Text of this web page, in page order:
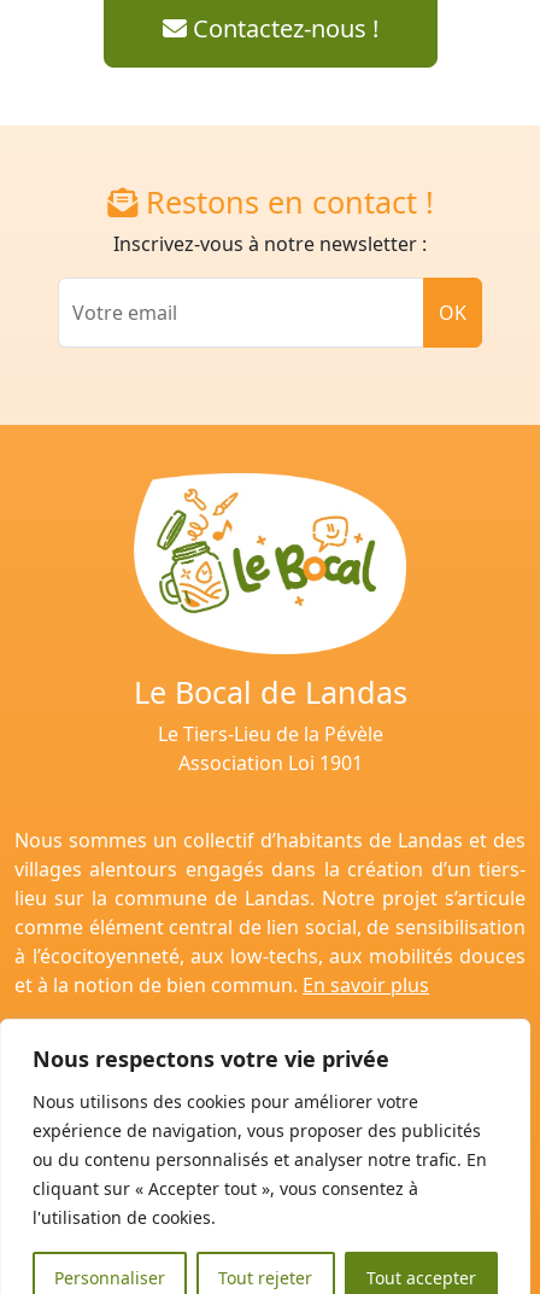
Nous respectons votre vie privée
Nous utilisons des cookies pour améliorer votre
expérience de navigation, vous proposer des publicités
ou du contenu personnalisés et analyser notre trafic. En
cliquant sur « Accepter tout », vous consentez à
l'utilisation de cookies.
Personnaliser Tout rejeter Tout accepter
Contactez-nous !
Restons en contact !
Inscrivez-vous à notre newsletter :
Votre email OK
Nous sommes un collectif d’habitants de Landas et des
villages alentours engagés dans la création d’un tiers-
lieu sur la commune de Landas. Notre projet s’articule
comme élément central de lien social, de sensibilisation
à l’écocitoyenneté, aux low-techs, aux mobilités douces
et à la notion de bien commun. En savoir plus
Le Bocal de Landas
Le Tiers-Lieu de la Pévèle
Association Loi 1901
Contactez-nous !
Politique de confidentialité
Politique de Cookie
Mentions Légales